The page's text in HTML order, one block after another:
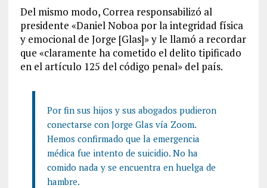
Del mismo modo, Correa responsabilizó al
presidente «Daniel Noboa por la integridad física
y emocional de Jorge [Glas]» y le llamó a recordar
que «claramente ha cometido el delito tipificado
en el artículo 125 del código penal» del país.
Por fin sus hijos y sus abogados pudieron
conectarse con Jorge Glas vía Zoom.
Hemos confirmado que la emergencia
médica fue intento de suicidio. No ha
comido nada y se encuentra en huelga de
hambre.